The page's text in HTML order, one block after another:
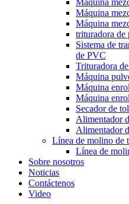
Máquina
Máquina
Máquina
trituradora de
Sistema de
de PVC
Trituradora
Máquina
Máquina
Máquina
Secador de
Alimentador
Alimentador
Línea de molino de
Línea de
Sobre nosotros
Noticias
Contáctenos
Video